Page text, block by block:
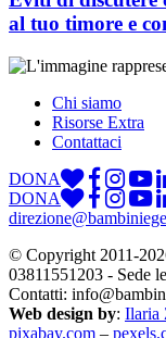
al tuo timore e
Chi siamo
Risorse Extra
Contattaci
DONA
DONA
© Copyright 2011-
03811551203 - Sede
Contatti:
Web design by: Ilaria
pixabay.com –